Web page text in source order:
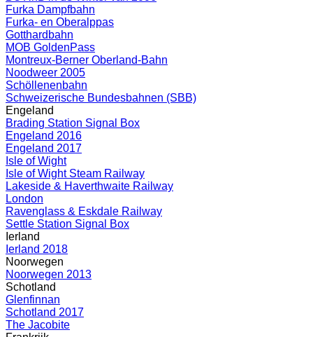
Furka Dampfbahn
Furka- en Oberalppas
Gotthardbahn
MOB GoldenPass
Montreux-Berner Oberland-Bahn
Noodweer 2005
Schöllenenbahn
Schweizerische Bundesbahnen (SBB)
Engeland
Brading Station Signal Box
Engeland 2016
Engeland 2017
Isle of Wight
Isle of Wight Steam Railway
Lakeside & Haverthwaite Railway
London
Ravenglass & Eskdale Railway
Settle Station Signal Box
Ierland
Ierland 2018
Noorwegen
Noorwegen 2013
Schotland
Glenfinnan
Schotland 2017
The Jacobite